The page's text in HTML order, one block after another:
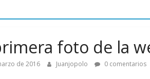
foto de la
de 2016 Juanjopolo 0 comentarios